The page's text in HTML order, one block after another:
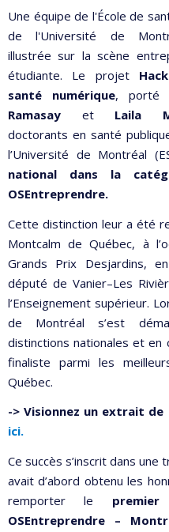
Une équipe de l'École de
de l'Université de
illustrée sur la scène
étudiante. Le projet
santé numérique, porté
Ramasay et Laila
doctorants en santé
l’Université de Montréal
national dans la
OSEntreprendre.
Cette distinction leur a été
Montcalm de Québec, à
Grands Prix Desjardins,
député de Vanier–Les
l’Enseignement supérieur.
de Montréal s’est
distinctions nationales et en
finaliste parmi les
Québec.
-> Visionnez un extrait
ici.
Ce succès s’inscrit dans
avait d’abord obtenu les
remporter le
OSEntreprendre –